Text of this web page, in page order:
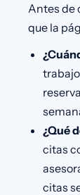
Antes de
que la
¿Qué
citas
citas